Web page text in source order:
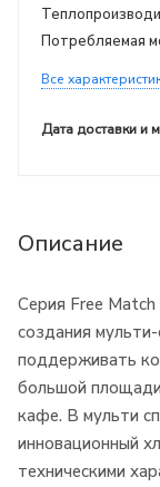
Потребляемая
Все
Дата доставки и
Описание
Серия Free
создания
поддерживать
большой
кафе. В мульти
инновационный
техническими